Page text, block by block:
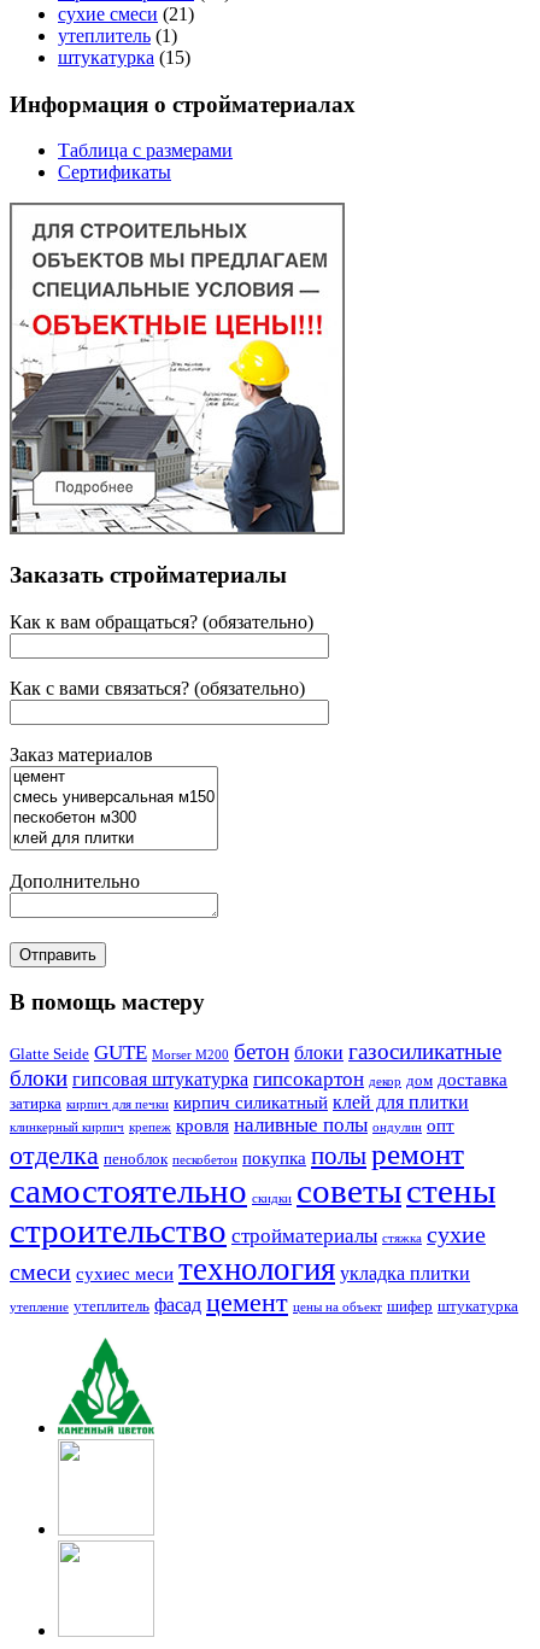
сухие смеси (21)
утеплитель (1)
штукатурка (15)
Информация о стройматериалах
Таблица с размерами
Сертификаты
Заказать стройматериалы
Как к вам обращаться? (обязательно)
Как с вами связаться? (обязательно)
Заказ материалов
Дополнительно
В помощь мастеру
Glatte Seide GUTE Morser M200 бетон блоки газосиликатные
блоки гипсовая штукатурка гипсокартон декор дом доставка
затирка кирпич для печки кирпич силикатный клей для плитки
клинкерный кирпич крепеж кровля наливные полы ондулин опт
отделка пеноблок пескобетон покупка полыремонт
самостоятельно скидки советыстены
строительство стройматериалы стяжка сухие
смеси сухиес меси технология укладка плитки
утепление утеплитель фасад цемент цены на объект шифер штукатурка